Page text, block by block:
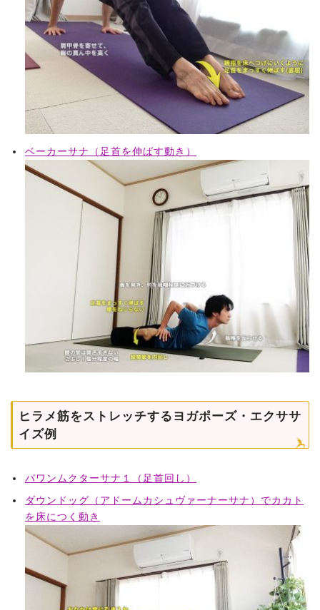
ベーカーサナ（足首を伸ばす動き）
ヒラメ筋をストレッチするヨガポーズ・エクササ
イズ例
パワンムクターサナ１（足首回し）
ダウンドッグ（アドームカシュヴァーナーサナ）でカカト
を床につく動き